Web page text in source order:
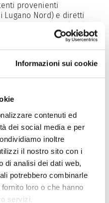
Informazioni sui cookie
contenuti ed
dei social media e per
inoltre
il nostro sito con i
di analisi dei dati web,
potrebbero combinarle
loro o che hanno
servizi.
provenienti
Lugano Nord) e diretti
Nuovo si consiglia di
Cassarate. Per gli
diretti verso Lugano
Tesserete (con
e via Torricelli. Se
Besso.
dell’Ospedale Civico e
sono invitati a seguire
via Trevano e quindi
da Breganzona e
sono previste
tuttavia di
città da Via Besso